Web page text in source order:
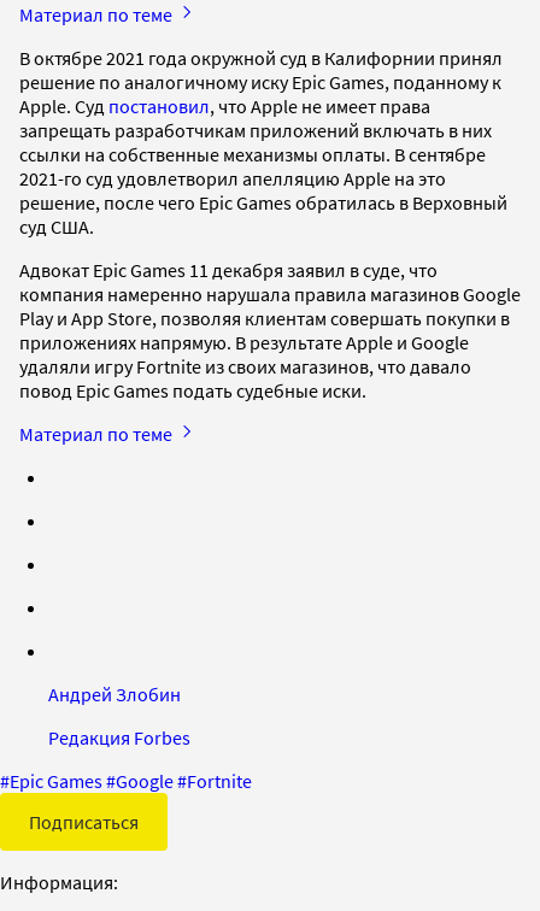
Материал по теме
В октябре 2021 года окружной суд в Калифорнии принял
решение по аналогичному иску Epic Games, поданному к
Apple. Суд постановил, что Apple не имеет права
запрещать разработчикам приложений включать в них
ссылки на собственные механизмы оплаты. В сентябре
2021-го суд удовлетворил апелляцию Apple на это
решение, после чего Epic Games обратилась в Верховный
суд США.
Адвокат Epic Games 11 декабря заявил в суде, что
компания намеренно нарушала правила магазинов Google
Play и App Store, позволяя клиентам совершать покупки в
приложениях напрямую. В результате Apple и Google
удаляли игру Fortnite из своих магазинов, что давало
повод Epic Games подать судебные иски.
Материал по теме
Андрей Злобин
Редакция Forbes
#Epic Games#Google#Fortnite
Подписаться
Информация: